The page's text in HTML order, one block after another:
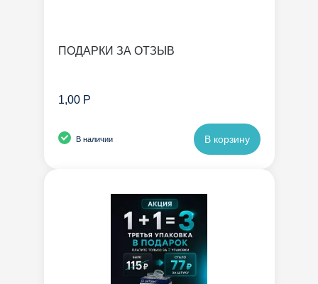
ПОДАРКИ ЗА ОТЗЫВ
1,00 Р
В наличии В корзину